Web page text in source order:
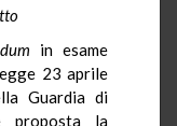
in esame
23 aprile
Guardia di
proposta la